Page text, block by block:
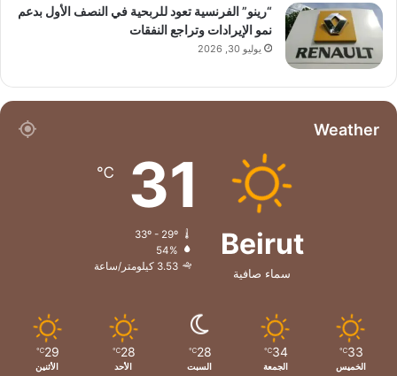
“رينو” الفرنسية تعود للربحية في النصف الأول بدعم
نمو الإيرادات وتراجع النفقات
يوليو 30, 2026
Weather
Beirut
سماء صافية
31
℃
33º - 29º
54%
3.53 كيلومتر/ساعة
33
℃
الخميس
34
℃
الجمعة
28
℃
السبت
28
℃
الأحد
29
℃
الأثنين